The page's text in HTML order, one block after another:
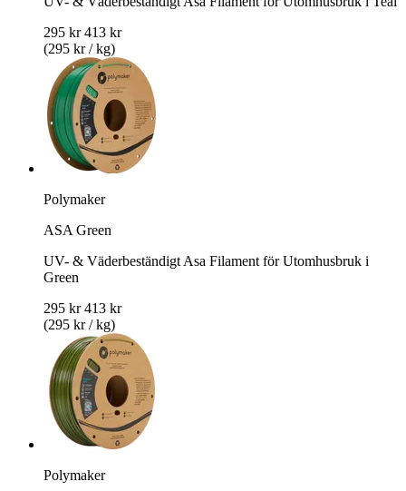
295 kr 413 kr
(295 kr / kg)
Polymaker
ASA Green
UV- & Väderbeständigt Asa Filament för Utomhusbruk i
Green
295 kr 413 kr
(295 kr / kg)
Polymaker